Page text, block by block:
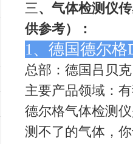
三、气体检测仪
供参考）：
1、德国德尔
总部：德国吕贝克
主要产品领域：
德尔格气体检测
测不了的气体，